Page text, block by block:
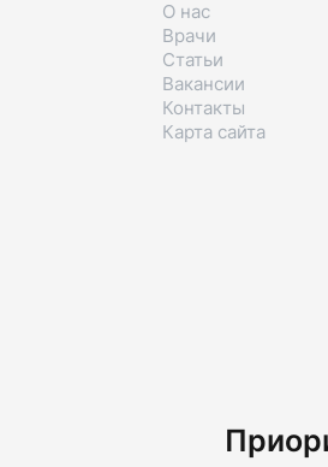
О нас
Врачи
Статьи
Вакансии
Контакты
Карта сайта